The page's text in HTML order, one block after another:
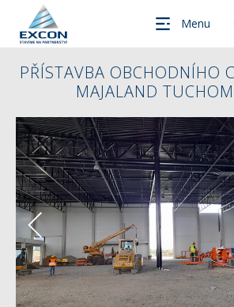
Menu
PŘÍSTAVBA OBCHODNÍHO
MAJALAND